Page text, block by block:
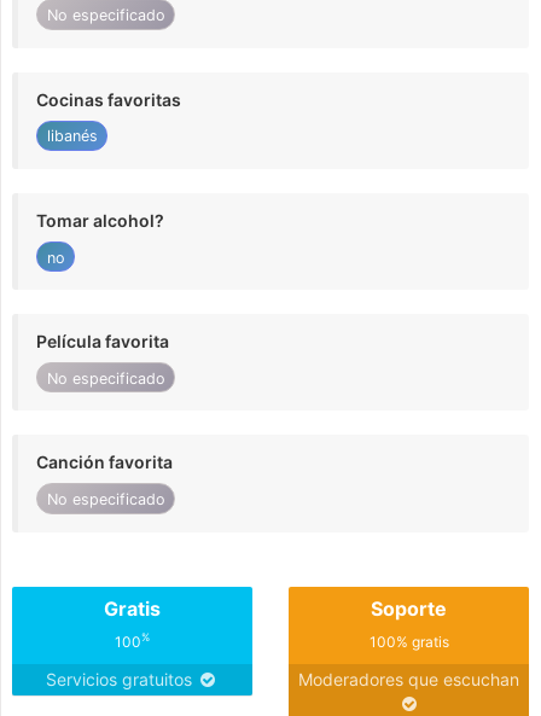
No especificado
Cocinas favoritas
libanés
Tomar alcohol?
no
Película favorita
No especificado
Canción favorita
No especificado
Gratis
100%
Servicios gratuitos
Soporte
100% gratis
Moderadores que escuchan